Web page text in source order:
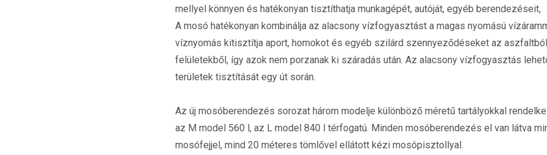
mellyel könnyen és hatékonyan tisztíthatja munkagépét, autóját, egyéb berendezéseit,
A mosó hatékonyan kombinálja az alacsony vízfogyasztást a magas nyomású
víznyomás kitisztítja aport, homokot és egyéb szilárd szennyeződéseket az
felületekből, így azok nem porzanak ki száradás után. Az alacsony vízfogyasztás
területek tisztítását egy út során.
Az új mosóberendezés sorozat három modelje különböző méretű tartályokkal
az M model 560 l, az L model 840 l térfogatú. Minden mosóberendezés el van látva
mosófejjel, mind 20 méteres tömlővel ellátott kézi mosópisztollyal.